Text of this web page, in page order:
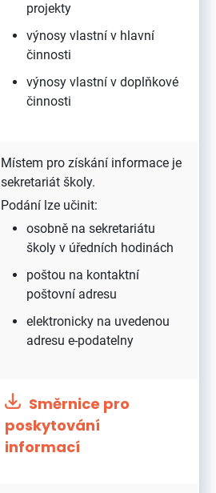
projekty
výnosy vlastní v hlavní
činnosti
výnosy vlastní v doplňkové
činnosti
Místem pro získání informace je
sekretariát školy.
Podání lze učinit:
osobně na sekretariátu
školy v úředních hodinách
poštou na kontaktní
poštovní adresu
elektronicky na uvedenou
adresu e-podatelny
Směrnice pro
poskytování
informací